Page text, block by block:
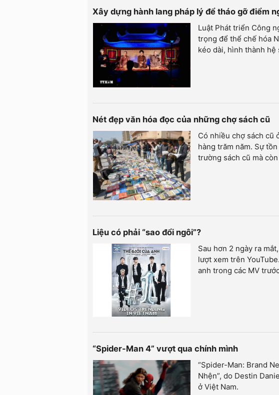
Xây dựng hành lang pháp lý để tháo gỡ điểm
Luật Phát triển Công
trọng để thể chế hóa
kéo dài, hình thành hệ
Nét đẹp văn hóa đọc của những chợ sách cũ
Có nhiều chợ sách cũ
hàng trăm năm. Sự
trường sách cũ mà
Liệu có phải “sao đổi ngôi”?
Sau hơn 2 ngày ra
lượt xem trên
anh trong các MV
“Spider-Man 4” vượt qua chính mình
“Spider-Man: Brand
Nhện”, do Destin
ở Việt Nam.